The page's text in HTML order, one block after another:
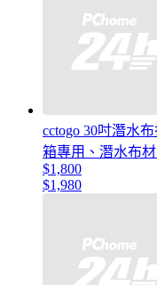
cctogo 30吋潛水
箱專用、潛水布
$1,800
$1,980